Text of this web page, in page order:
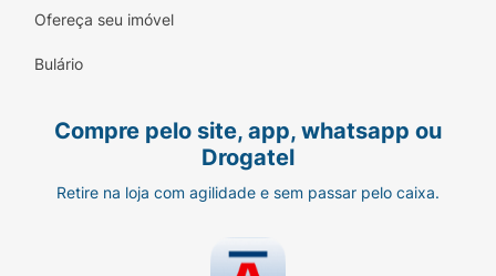
Ofereça seu imóvel
Bulário
Compre pelo site, app, whatsapp ou
Drogatel
Retire na loja com agilidade e sem passar pelo caixa.